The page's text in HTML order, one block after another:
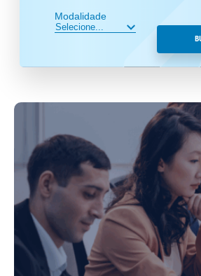
Modalidade